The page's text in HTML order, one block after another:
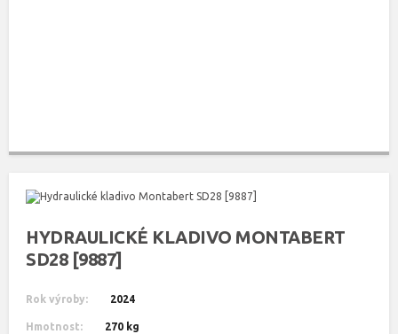
HYDRAULICKÉ KLADIVO MONTABERT
SD28 [9887]
Rok výroby: 2024
Hmotnost: 270 kg